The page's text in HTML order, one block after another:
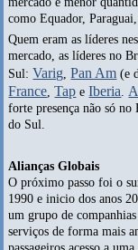
como Equador,
Quem eram as líderes
mercado, as líderes no
Sul: Varig,Pan Am (e
France,Tap eIberia.
forte presença não só
do Sul.
Alianças Globais
O próximo passo foi o
1990 e inicio dos anos
um grupo de
serviços de forma mais